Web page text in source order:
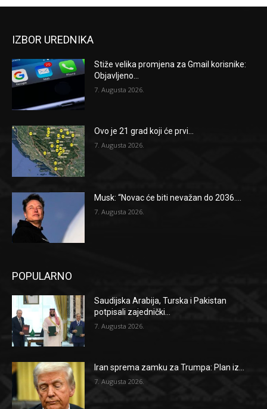
IZBOR UREDNIKA
Stiže velika promjena za Gmail korisnike:
Objavljeno...
7. Augusta 2026.
Ovo je 21 grad koji će prvi...
7. Augusta 2026.
Musk: “Novac će biti nevažan do 2036....
7. Augusta 2026.
POPULARNO
Saudijska Arabija, Turska i Pakistan
potpisali zajednički...
7. Augusta 2026.
Iran sprema zamku za Trumpa: Plan iz...
7. Augusta 2026.